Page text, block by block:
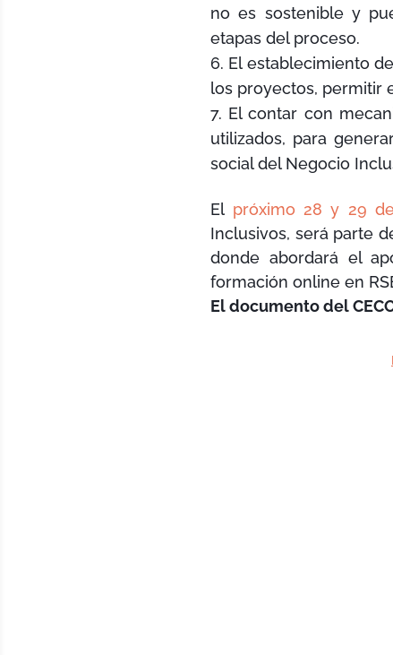
no es sostenible y
etapas del proceso.
El establecimiento
los proyectos, permitir
El contar con
utilizados, para
social del Negocio
El próximo 28 y 29
Inclusivos, será parte
donde abordará el
formación online en
El documento del